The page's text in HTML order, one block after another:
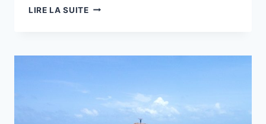
LIRE LA SUITEOÙ
VACANCES